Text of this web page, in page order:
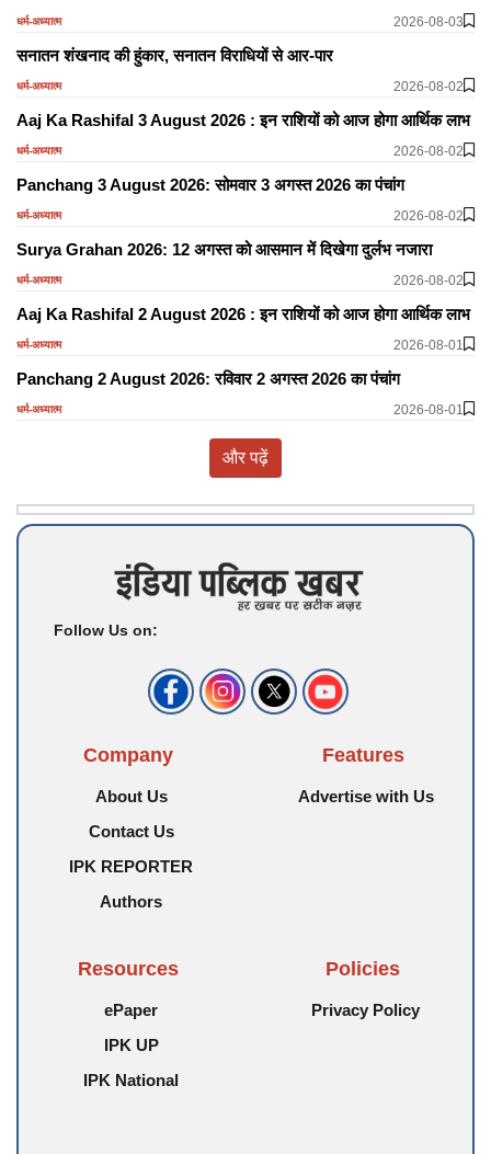
धर्म-अध्यात्म 2026-08-03
सनातन शंखनाद की हुंकार, सनातन विराधियों से आर-पार
धर्म-अध्यात्म 2026-08-02
Aaj Ka Rashifal 3 August 2026 : इन राशियों को आज होगा आर्थिक लाभ
धर्म-अध्यात्म 2026-08-02
Panchang 3 August 2026: सोमवार 3 अगस्त 2026 का पंचांग
धर्म-अध्यात्म 2026-08-02
Surya Grahan 2026: 12 अगस्त को आसमान में दिखेगा दुर्लभ नजारा
धर्म-अध्यात्म 2026-08-02
Aaj Ka Rashifal 2 August 2026 : इन राशियों को आज होगा आर्थिक लाभ
धर्म-अध्यात्म 2026-08-01
Panchang 2 August 2026: रविवार 2 अगस्त 2026 का पंचांग
धर्म-अध्यात्म 2026-08-01
और पढ़ें
Follow Us on:
Company
About Us
Contact Us
IPK REPORTER
Authors
Features
Advertise with Us
Resources
ePaper
IPK UP
IPK National
Policies
Privacy Policy